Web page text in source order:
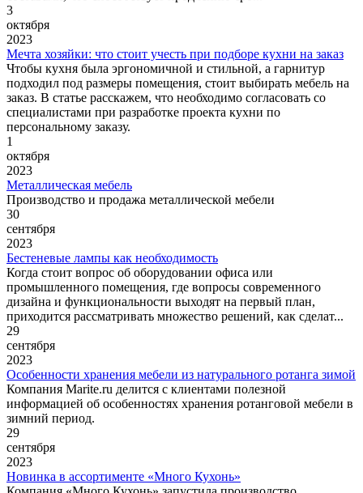
3
октября
2023
Мечта хозяйки: что стоит учесть при подборе кухни на заказ
Чтобы кухня была эргономичной и стильной, а гарнитур
подходил под размеры помещения, стоит выбирать мебель на
заказ. В статье расскажем, что необходимо согласовать со
специалистами при разработке проекта кухни по
персональному заказу.
1
октября
2023
Металлическая мебель
Производство и продажа металлической мебели
30
сентября
2023
Бестеневые лампы как необходимость
Когда стоит вопрос об оборудовании офиса или
промышленного помещения, где вопросы современного
дизайна и функциональности выходят на первый план,
приходится рассматривать множество решений, как сделат...
29
сентября
2023
Особенности хранения мебели из натурального ротанга зимой
Компания Marite.ru делится с клиентами полезной
информацией об особенностях хранения ротанговой мебели в
зимний период.
29
сентября
2023
Новинка в ассортименте «Много Кухонь»